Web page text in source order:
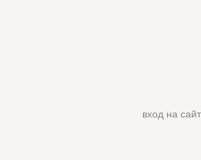
вход на сайт